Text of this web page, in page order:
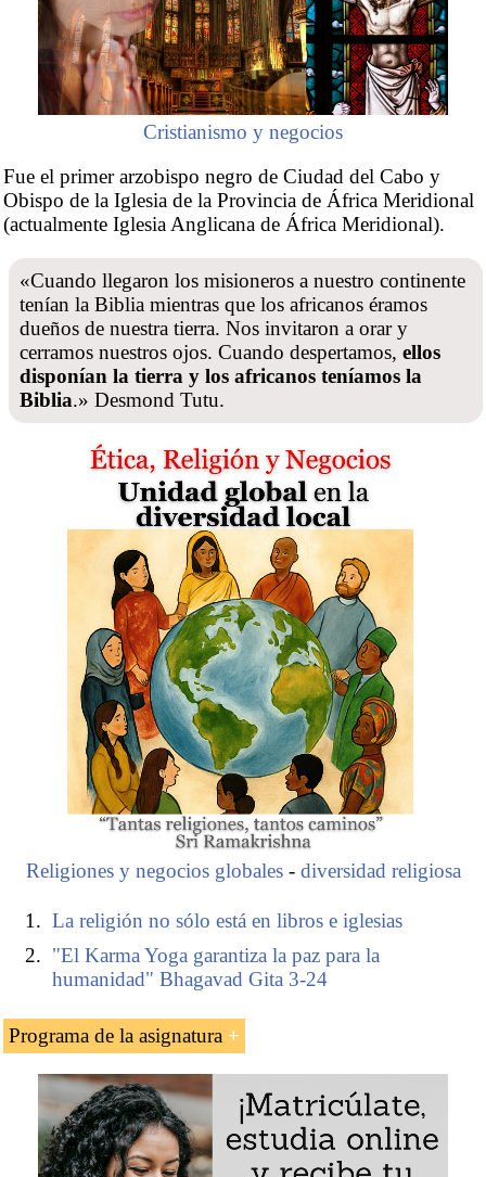
Cristianismo y negocios
Fue el primer arzobispo negro de Ciudad del Cabo y
Obispo de la Iglesia de la Provincia de África Meridional
(actualmente Iglesia Anglicana de África Meridional).
«Cuando llegaron los misioneros a nuestro continente
tenían la Biblia mientras que los africanos éramos
dueños de nuestra tierra. Nos invitaron a orar y
cerramos nuestros ojos. Cuando despertamos, ellos
disponían la tierra y los africanos teníamos la
Biblia.» Desmond Tutu.
Religiones y negocios globales- diversidad religiosa
La religión no sólo está en libros e iglesias
"El Karma Yoga garantiza la paz para la
humanidad" Bhagavad Gita 3-24
Programa de la asignatura
El Premio Nobel de la Paz sudafricano Desmond
Tutu (Anglicano)
La lucha contra el Apartheid basada en la no